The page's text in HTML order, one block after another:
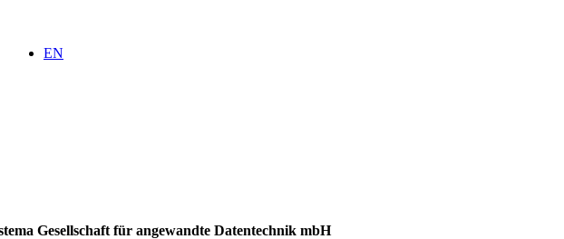
EN
Gesellschaft für angewandte Datentechnik mbH